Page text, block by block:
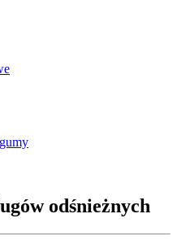
odśnieżnych